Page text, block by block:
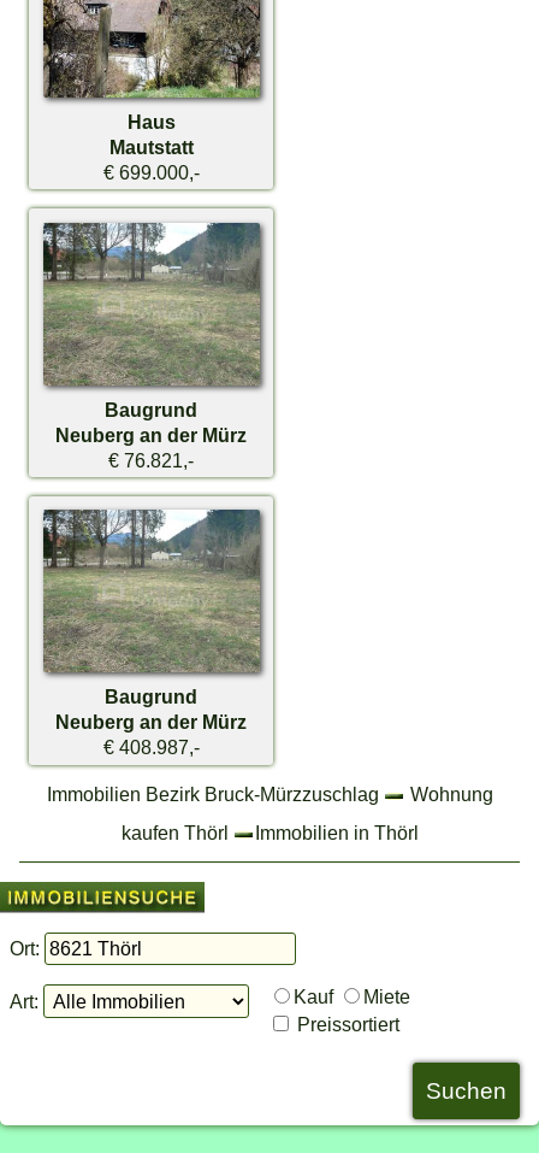
Haus
Mautstatt
€ 699.000,-
Baugrund
Neuberg an der Mürz
€ 76.821,-
Baugrund
Neuberg an der Mürz
€ 408.987,-
Immobilien Bezirk Bruck-Mürzzuschlag
Wohnung
kaufen Thörl
Immobilien in Thörl
Ort:
Art: Kauf
Miete
Preissortiert